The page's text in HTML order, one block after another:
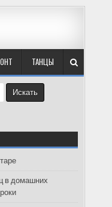
ТАНЦЫ
в домашних